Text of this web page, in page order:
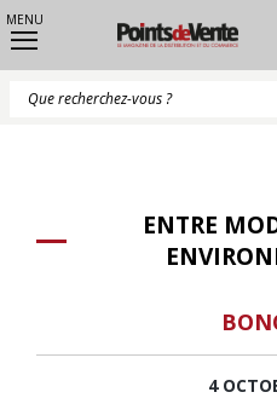
MENU
ENTRE
4